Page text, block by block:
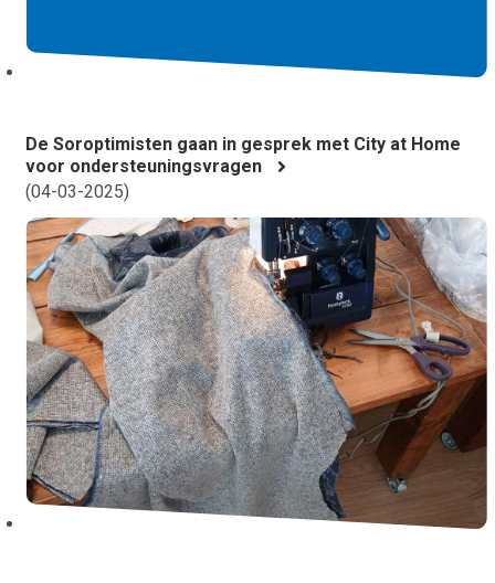
De Soroptimisten gaan in gesprek met City at Home
voor ondersteuningsvragen
(04-03-2025)